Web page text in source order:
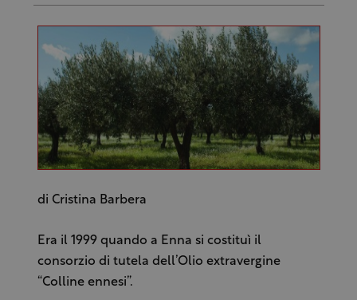
di Cristina Barbera
Era il 1999 quando a Enna si costituì il
consorzio di tutela dell’Olio extravergine
“Colline ennesi”.